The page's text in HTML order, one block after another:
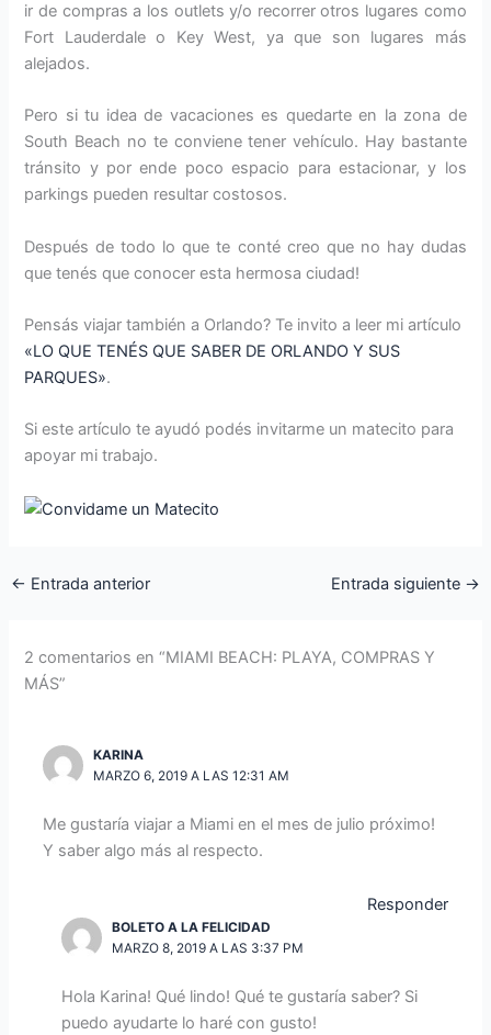
ir de compras a los outlets y/o recorrer otros lugares como
Fort Lauderdale o Key West, ya que son lugares más
alejados.
Pero si tu idea de vacaciones es quedarte en la zona de
South Beach no te conviene tener vehículo. Hay bastante
tránsito y por ende poco espacio para estacionar, y los
parkings pueden resultar costosos.
Después de todo lo que te conté creo que no hay dudas
que tenés que conocer esta hermosa ciudad!
Pensás viajar también a Orlando? Te invito a leer mi artículo
«LO QUE TENÉS QUE SABER DE ORLANDO Y SUS
PARQUES».
Si este artículo te ayudó podés invitarme un matecito para
apoyar mi trabajo.
← Entrada anterior Entrada siguiente →
2 comentarios en “MIAMI BEACH: PLAYA, COMPRAS Y
MÁS”
KARINA
MARZO 6, 2019 A LAS 12:31 AM
Me gustaría viajar a Miami en el mes de julio próximo!
Y saber algo más al respecto.
Responder
BOLETO A LA FELICIDAD
MARZO 8, 2019 A LAS 3:37 PM
Hola Karina! Qué lindo! Qué te gustaría saber? Si
puedo ayudarte lo haré con gusto!